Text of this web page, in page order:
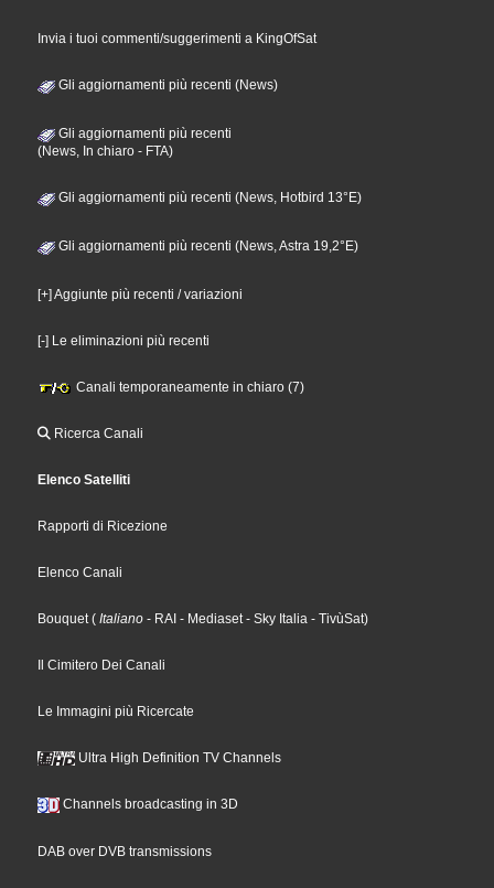
Invia i tuoi commenti/suggerimenti a KingOfSat
Gli aggiornamenti più recenti (News)
Gli aggiornamenti più recenti
(News, In chiaro - FTA)
Gli aggiornamenti più recenti (News, Hotbird 13°E)
Gli aggiornamenti più recenti (News, Astra 19,2°E)
[+] Aggiunte più recenti / variazioni
[-] Le eliminazioni più recenti
Canali temporaneamente in chiaro (7)
Ricerca Canali
Elenco Satelliti
Rapporti di Ricezione
Elenco Canali
Bouquet ( Italiano - RAI - Mediaset - Sky Italia - TivùSat)
Il Cimitero Dei Canali
Le Immagini più Ricercate
Ultra High Definition TV Channels
Channels broadcasting in 3D
DAB over DVB transmissions